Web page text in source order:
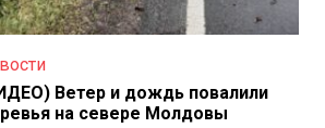
Ветер и дождь повалили
на севере Молдовы